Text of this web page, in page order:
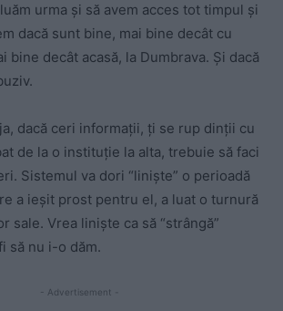
urma și să avem acces tot timpul și
dacă sunt bine, mai bine decât cu
bine decât acasă, la Dumbrava. Și dacă
dacă ceri informații, ți se rup dinții cu
de la o instituție la alta, trebuie să faci
Sistemul va dori “liniște” o perioadă
a ieșit prost pentru el, a luat o turnură
sale. Vrea liniște ca să “strângă”
să nu i-o dăm.
- Advertisement -